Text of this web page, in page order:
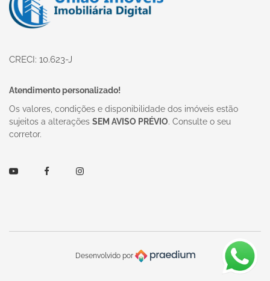
CRECI: 10.623-J
Atendimento personalizado!
Os valores, condições e disponibilidade dos imóveis estão
sujeitos a alterações SEM AVISO PRÉVIO. Consulte o seu
corretor.
Youtube FacebookInstagram
Desenvolvido por